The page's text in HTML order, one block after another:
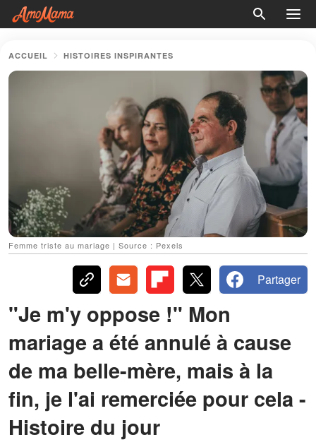
ACCUEIL HISTOIRES INSPIRANTES
Femme triste au mariage | Source : Pexels
Partager
"Je m'y oppose !" Mon
mariage a été annulé à cause
de ma belle-mère, mais à la
fin, je l'ai remerciée pour cela -
Histoire du jour